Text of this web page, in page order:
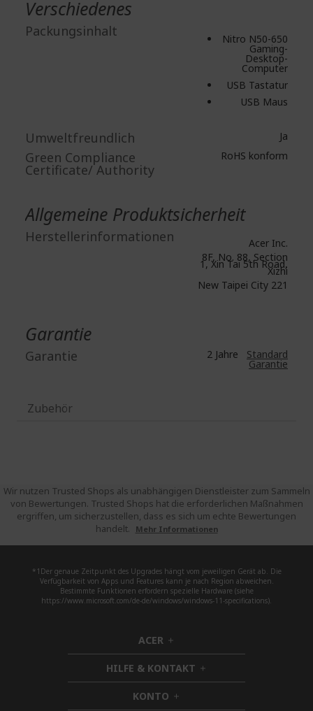
Verschiedenes
Packungsinhalt Nitro N50-650
Gaming-
Desktop-
Computer
USB Tastatur
USB Maus
Umweltfreundlich Ja
Green Compliance
Certificate/ Authority
RoHS konform
Allgemeine Produktsicherheit
Herstellerinformationen
Acer Inc.
8F, No. 88, Section
1, Xin Tai 5th Road,
Xizhi
New Taipei City 221
Garantie
Garantie 2 Jahre Standard
Garantie
Zubehör
Wir nutzen Trusted Shops als unabhängigen Dienstleister zum Sammeln
von Bewertungen. Trusted Shops hat die erforderlichen Maßnahmen
ergriffen, um sicherzustellen, dass es sich um echte Bewertungen
handelt.
Mehr Informationen
*1Der genaue Zeitpunkt des Upgrades hängt vom jeweiligen Gerät ab. Die
Verfügbarkeit von Apps und Features kann je nach Region abweichen.
Bestimmte Funktionen erfordern spezielle Hardware (siehe
https://www.microsoft.com/de-de/windows/windows-11-specifications).
ACER h
i
d
d
e
HILFE & KONTAKT h
i
KONTO h